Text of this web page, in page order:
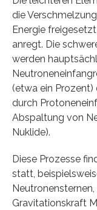
die
Energie
anregt. Die
werden
(etwa ein Prozent)
durch
Abspaltung von
Nuklide).
Diese Prozesse
statt,
Gravitationskraft